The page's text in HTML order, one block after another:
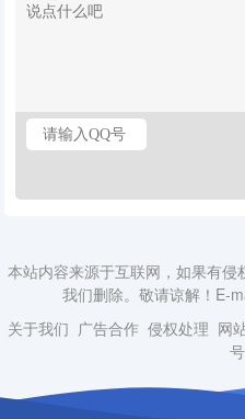
本站内容来源于互联网，如果有
我们删除。敬请谅解！E-
关于我们 广告合作 侵权处理 网